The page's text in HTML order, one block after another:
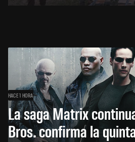
HACE 1 HORA
La saga Matrix
Bros. confirma la